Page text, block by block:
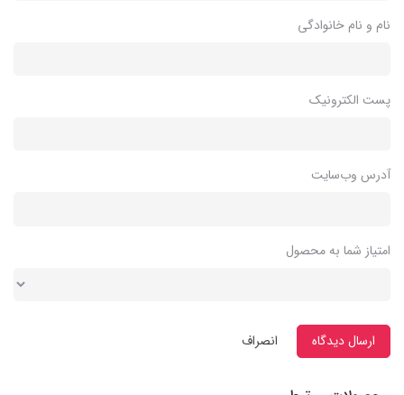
نام و نام خانوادگی
پست الکترونیک
آدرس وب‌سایت
امتیاز شما به محصول
ارسال دیدگاه انصراف